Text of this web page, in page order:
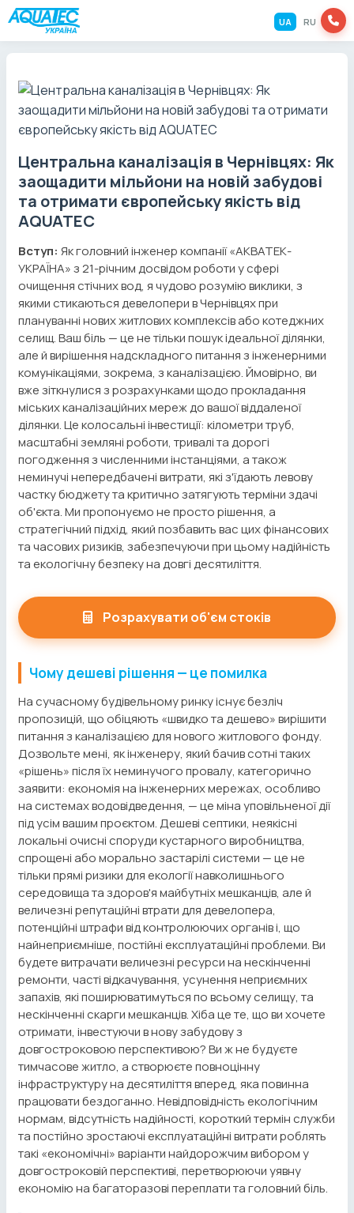
UA RU
Центральна каналізація в Чернівцях: Як
заощадити мільйони на новій забудові
та отримати європейську якість від
AQUATEC
Вступ: Як головний інженер компанії «АКВАТЕК-
УКРАЇНА» з 21-річним досвідом роботи у сфері
очищення стічних вод, я чудово розумію виклики, з
якими стикаються девелопери в Чернівцях при
плануванні нових житлових комплексів або котеджних
селищ. Ваш біль — це не тільки пошук ідеальної ділянки,
але й вирішення надскладного питання з інженерними
комунікаціями, зокрема, з каналізацією. Ймовірно, ви
вже зіткнулися з розрахунками щодо прокладання
міських каналізаційних мереж до вашої віддаленої
ділянки. Це колосальні інвестиції: кілометри труб,
масштабні земляні роботи, тривалі та дорогі
погодження з численними інстанціями, а також
неминучі непередбачені витрати, які з'їдають левову
частку бюджету та критично затягують терміни здачі
об'єкта. Ми пропонуємо не просто рішення, а
стратегічний підхід, який позбавить вас цих фінансових
та часових ризиків, забезпечуючи при цьому надійність
та екологічну безпеку на довгі десятиліття.
Розрахувати об'єм стоків
Чому дешеві рішення — це помилка
На сучасному будівельному ринку існує безліч
пропозицій, що обіцяють «швидко та дешево» вирішити
питання з каналізацією для нового житлового фонду.
Дозвольте мені, як інженеру, який бачив сотні таких
«рішень» після їх неминучого провалу, категорично
заявити: економія на інженерних мережах, особливо
на системах водовідведення, — це міна уповільненої дії
під усім вашим проєктом. Дешеві септики, неякісні
локальні очисні споруди кустарного виробництва,
спрощені або морально застарілі системи — це не
тільки прямі ризики для екології навколишнього
середовища та здоров'я майбутніх мешканців, але й
величезні репутаційні втрати для девелопера,
потенційні штрафи від контролюючих органів і, що
найнеприємніше, постійні експлуатаційні проблеми. Ви
будете витрачати величезні ресурси на нескінченні
ремонти, часті відкачування, усунення неприємних
запахів, які поширюватимуться по всьому селищу, та
нескінченні скарги мешканців. Хіба це те, що ви хочете
отримати, інвестуючи в нову забудову з
довгостроковою перспективою? Ви ж не будуєте
тимчасове житло, а створюєте повноцінну
інфраструктуру на десятиліття вперед, яка повинна
працювати бездоганно. Невідповідність екологічним
нормам, відсутність надійності, короткий термін служби
та постійно зростаючі експлуатаційні витрати роблять
такі «економічні» варіанти найдорожчим вибором у
довгостроковій перспективі, перетворюючи уявну
економію на багаторазові переплати та головний біль.